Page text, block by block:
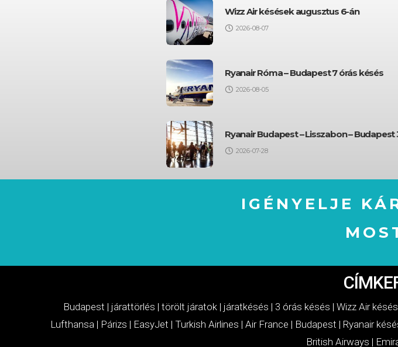
Wizz Air késések augusztus 6-án
2026-08-07
Ryanair Róma – Budapest 7 órás késés
2026-08-05
Ryanair Budapest – Lisszabon – Budapest
2026-07-28
IGÉNYELJE
Budapest | járattörlés | törölt járatok | járatkésés | 3 órás késés | Wizz Air késés
Lufthansa| Párizs | EasyJet | Turkish Airlines | Air France | Budapest | Ryanair
British Airways |